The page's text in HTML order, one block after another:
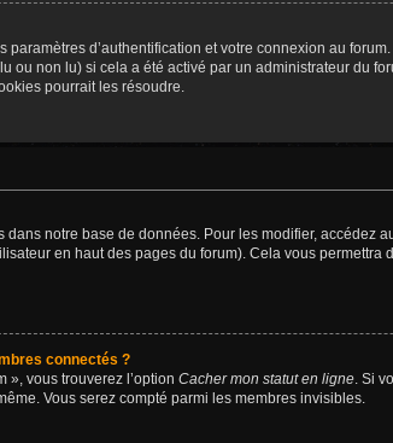
d’authentification et votre connexion au
ou non lu) si cela a été activé par un administrateur du
pourrait les résoudre.
notre base de données. Pour les modifier, accédez
en haut des pages du forum). Cela vous permettra
connectés ?
», vous trouverez l’option Cacher mon statut en ligne. Si
Vous serez compté parmi les membres invisibles.